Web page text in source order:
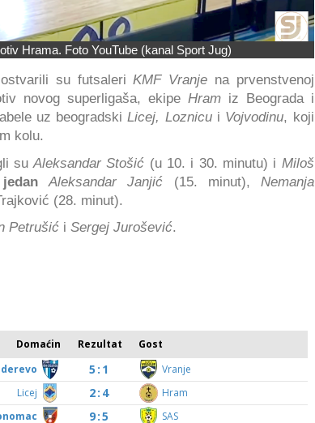
Hrama. Foto YouTube (kanal Sport Jug)
ostvarili su futsaleriKMF Vranje na prvenstvenoj
novog superligaša, ekipe Hramiz Beograda i
uz beogradskiLicej, Loznicui Vojvodinu, koji
kolu.
suAleksandar Stošić (u 10. i 30. minutu) i Miloš
Aleksandar Janjić (15. minut), Nemanja
(28. minut).
Petrušić i Sergej Jurošević.